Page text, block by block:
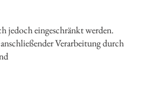
jedoch eingeschränkt werden.
Verarbeitung durch